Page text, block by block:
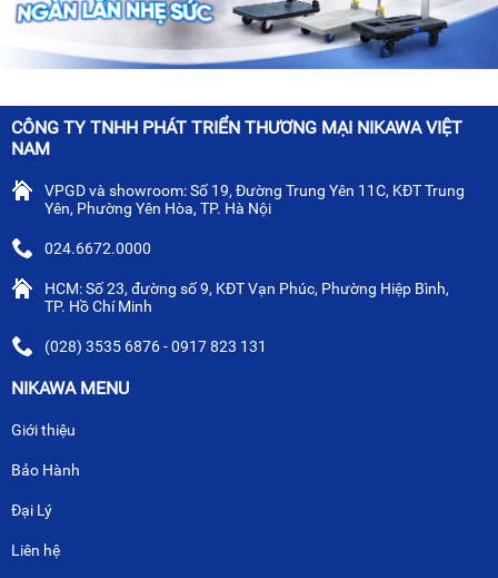
CÔNG TY TNHH PHÁT TRIỂN THƯƠNG MẠI NIKAWA VIỆT
NAM
VPGD và showroom: Số 19, Đường Trung Yên 11C, KĐT Trung
Yên, Phường Yên Hòa, TP. Hà Nội
024.6672.0000
HCM: Số 23, đường số 9, KĐT Vạn Phúc, Phường Hiệp Bình,
TP. Hồ Chí Minh
(028) 3535 6876 - 0917 823 131
NIKAWA MENU
Giới thiệu
Bảo Hành
Đại Lý
Liên hệ